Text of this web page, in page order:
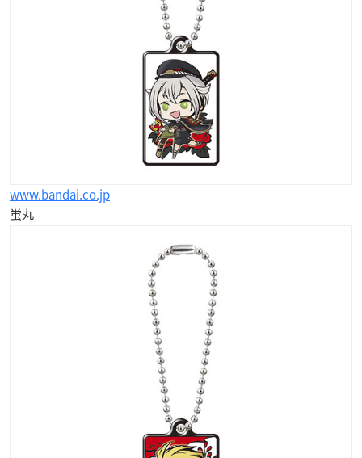
www.bandai.co.jp
蛍丸